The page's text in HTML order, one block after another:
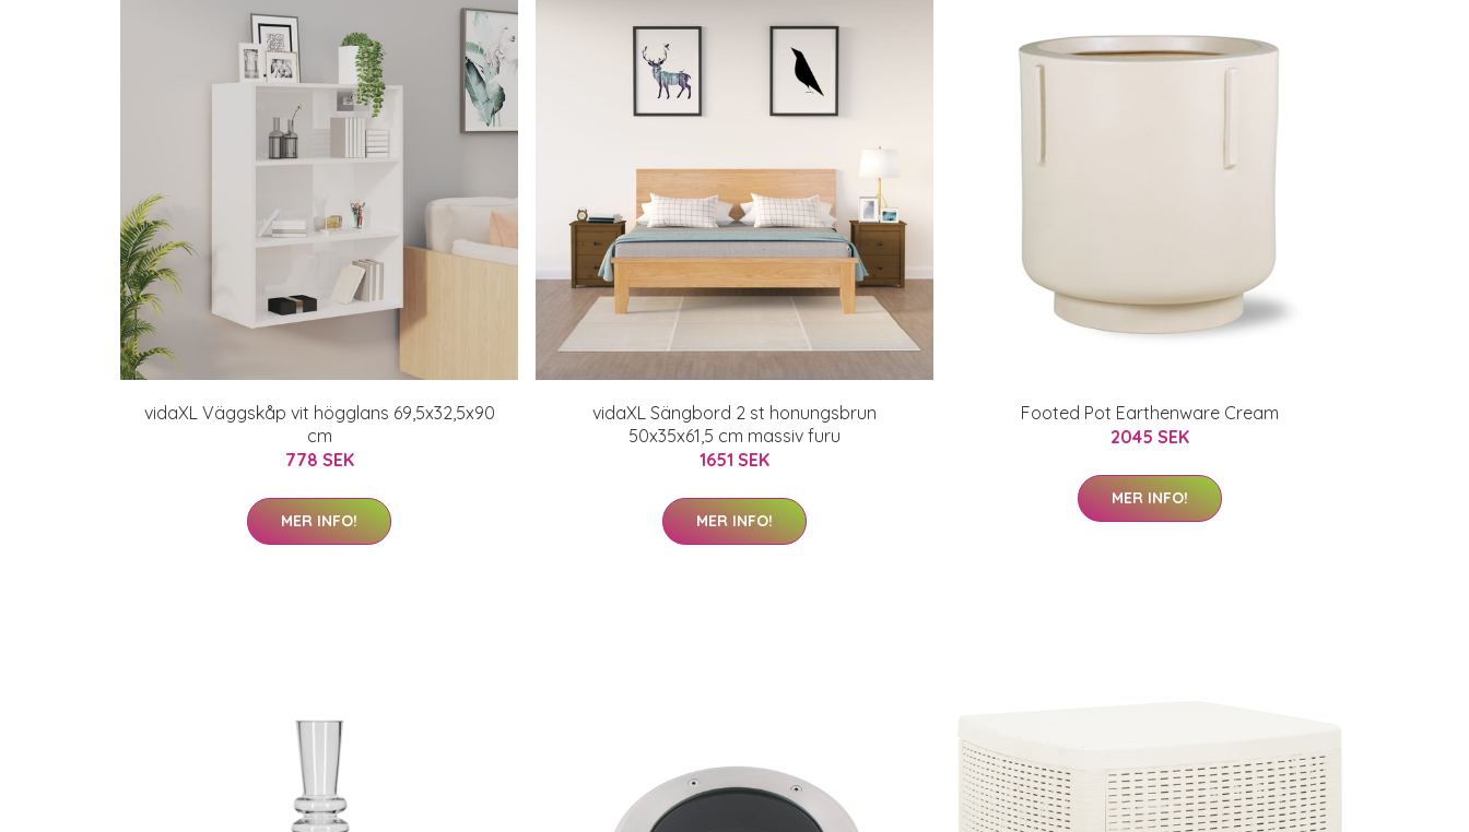
vidaXL Väggskåp vit högglans 69,5x32,5x90
cm
778 SEK
MER INFO!
vidaXL Sängbord 2 st honungsbrun
50x35x61,5 cm massiv furu
1651 SEK
MER INFO!
Footed Pot Earthenware Cream
2045 SEK
MER INFO!